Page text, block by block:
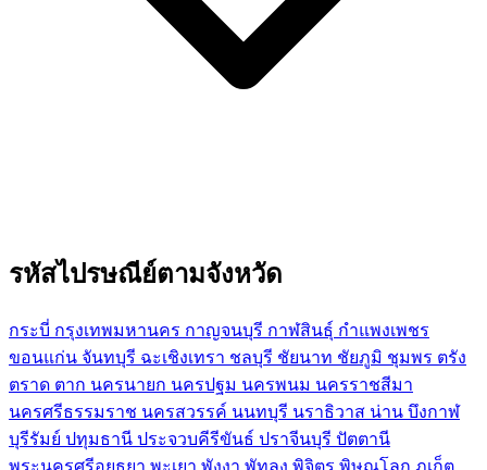
รหัสไปรษณีย์ตามจังหวัด
กระบี่ กรุงเทพมหานคร กาญจนบุรี กาฬสินธุ์ กำแพงเพชร
ขอนแก่น จันทบุรี ฉะเชิงเทรา ชลบุรี ชัยนาท ชัยภูมิ ชุมพร ตรัง
ตราด ตาก นครนายก นครปฐม นครพนม นครราชสีมา
นครศรีธรรมราช นครสวรรค์ นนทบุรี นราธิวาส น่าน บึงกาฬ
บุรีรัมย์ ปทุมธานี ประจวบคีรีขันธ์ ปราจีนบุรี ปัตตานี